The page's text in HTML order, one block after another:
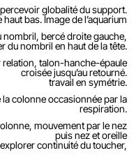
percevoir globalité du support.
haut bas. Image de l’aquarium
nombril, bercé droite gauche,
du nombril en haut de la tête.
relation, talon-hanche-épaule
croisée jusqu’au retourné.
travail en symétrie.
colonne occasionnée par la
respiration.
mouvement par le nez
puis nez et oreille
continuité du toucher,